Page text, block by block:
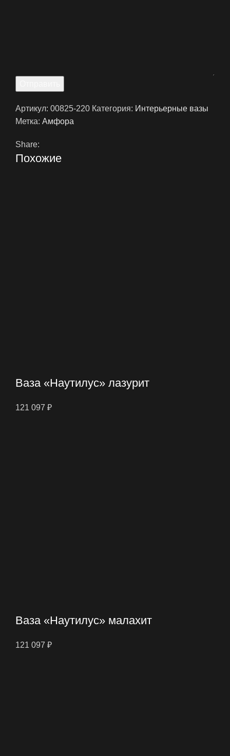
Артикул: 00825-220 Категория: Интерьерные вазы
Метка: Амфора
Share:
Похожие
Ваза «Наутилус» лазурит
121 097 ₽
Ваза «Наутилус» малахит
121 097 ₽